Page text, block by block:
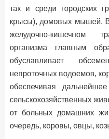
так и среди городских
крысы), домовых мышей.
желудочно-кишечном
организма главным
обуславливает
непроточных водоемов,
обеспечивая
сельскохозяйственных
от больных домашних
очередь, коровы, овцы,